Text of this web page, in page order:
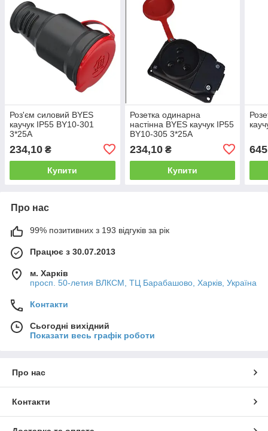
Роз'єм силовий BYES
каучук IP55 BY10-301
3*25А
234,10 ₴
Купити
Розетка одинарна
настінна BYES каучук IP55
BY10-305 3*25А
234,10₴
Купити
Про нас
99% позитивних з 193 відгуків за рік
Працює з 30.07.2013
м. Харків
просп. 50-летия ВЛКСМ, ТЦ Барабашово, Харків, Україна
Контакти
Сьогодні вихідний
Показати весь графік роботи
Про нас
Контакти